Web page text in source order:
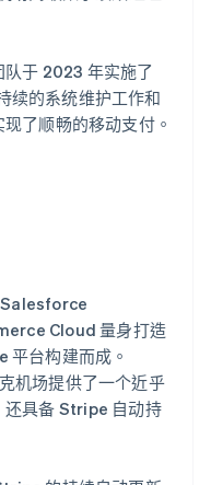
于 2023 年实施了
的系统维护工作和
了顺畅的移动支付。
Cloud 量身打造
平台构建而成。
机场提供了一个近乎
还具备 Stripe 自动持